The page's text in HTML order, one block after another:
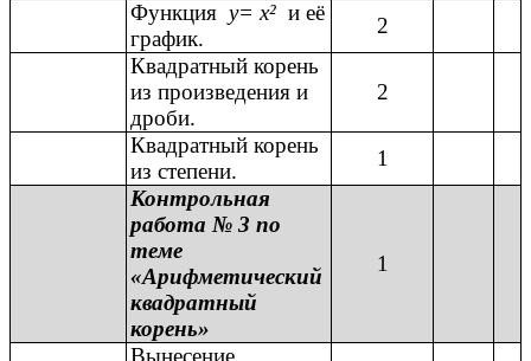
Функция у= х² и её
график.
2
Квадратный корень
из произведения и
дроби.
2
Квадратный корень
из степени.
1
Контрольная
работа № 3 по
теме
«Арифметический
квадратный
корень»
1
Вынесение